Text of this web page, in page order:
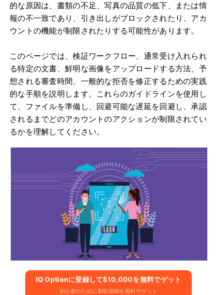
的な原因は、書類の不足、写真の品質の低下、または情
報の不一致であり、引き出しがブロックされたり、アカ
ウントの機能が制限されたりする可能性があります。
このページでは、検証ワークフロー、通常受け入れられ
る特定の文書、鮮明な画像をアップロードする方法、予
想される審査時間、一般的な拒否を修正するための実践
的な手順を説明します。これらのガイドラインを使用し
て、ファイルを準備し、回避可能な遅延を回避し、承認
されるまでどのアカウントのアクションが制限されてい
るかを理解してください。
IQ Optionに​​登録して$10,000を無料でゲット
初心者のために$10,000を無料でゲット